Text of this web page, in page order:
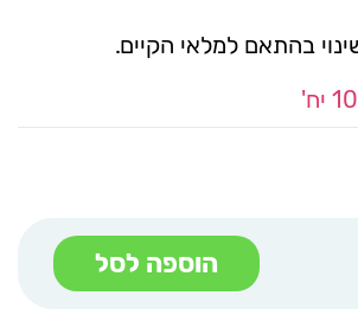
בהתאם למלאי הקיים.
הוספה לסל